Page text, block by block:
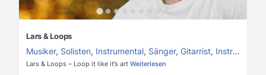
Lars & Loops
Musiker, Solisten, Instrumental, Sänger, Gitarrist, Instrumentalmusik
Lars & Loops – Loop it like it’s art Weiterlesen